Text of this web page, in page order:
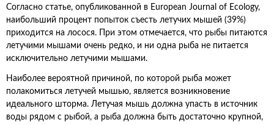
Согласно статье, опубликованной в European Journal of Ecology,
наибольший процент попыток съесть летучих мышей (39%)
приходится на лосося. При этом отмечается, что рыбы питаются
летучими мышами очень редко, и ни одна рыба не питается
исключительно летучими мышами.
Наиболее вероятной причиной, по которой рыба может
полакомиться летучей мышью, является возникновение
идеального шторма. Летучая мышь должна упасть в источник
воды рядом с рыбой, а рыба должна быть достаточно крупной,